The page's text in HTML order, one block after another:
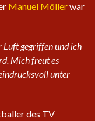
Manuel Möllerwar
Luft gegriffen und ich
Mich freut es
unter
des TV